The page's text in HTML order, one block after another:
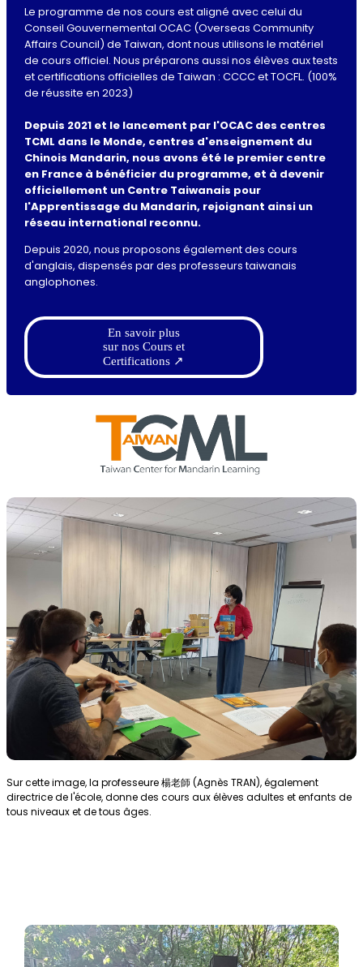
Le programme de nos cours est aligné avec celui du
Conseil Gouvernemental OCAC (Overseas Community
Affairs Council) de Taiwan, dont nous utilisons le matériel
de cours officiel. Nous préparons aussi nos élèves aux tests
et certifications officielles de Taiwan : CCCC et TOCFL. (100%
de réussite en 2023)
Depuis 2021 et le lancement par l'OCAC des centres
TCML dans le Monde, centres d'enseignement du
Chinois Mandarin, nous avons été le premier centre
en France à bénéficier du programme, et à devenir
officiellement un Centre Taiwanais pour
l'Apprentissage du Mandarin, rejoignant ainsi un
réseau international reconnu.
Depuis 2020, nous proposons également des cours
d'anglais, dispensés par des professeurs taiwanais
anglophones.
En savoir plus
sur nos Cours et
Certifications ↗
Sur cette image, la professeure 楊老師 (Agnès TRAN), également
directrice de l'école, donne des cours aux élèves adultes et enfants de
tous niveaux et de tous âges.